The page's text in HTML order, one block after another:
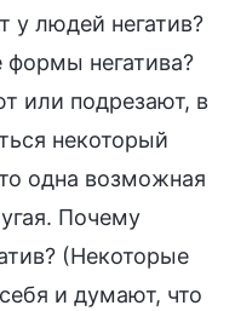
у людей негатив?
негатива?
или подрезают, в
некоторый
одна возможная
Почему
(Некоторые
и думают, что